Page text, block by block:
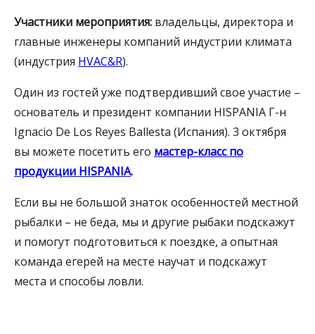
Участники мероприятия: владельцы, директора и
главные инженеры компаний индустрии климата
(индустрия HVAC&R).
Один из гостей уже подтвердивший свое участие –
основатель и президент компании HISPANIA Г-н
Ignacio De Los Reyes Ballesta (Испания). 3 октября
вы можете посетить его мастер-класс по
продукции HISPANIA.
Если вы не большой знаток особенностей местной
рыбалки – не беда, мы и другие рыбаки подскажут
и помогут подготовиться к поездке, а опытная
команда егерей на месте научат и подскажут
места и способы ловли.